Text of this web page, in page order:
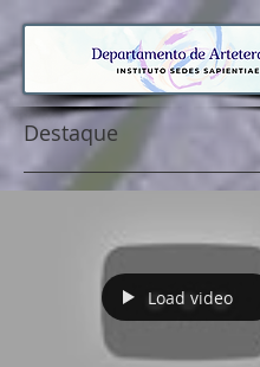
Destaque
Load video